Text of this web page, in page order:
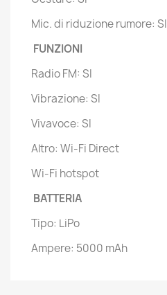
Mic. di riduzione rumore: SI
FUNZIONI
Radio FM: SI
Vibrazione: SI
Vivavoce: SI
Altro: Wi-Fi Direct
Wi-Fi hotspot
BATTERIA
Tipo: LiPo
Ampere: 5000 mAh